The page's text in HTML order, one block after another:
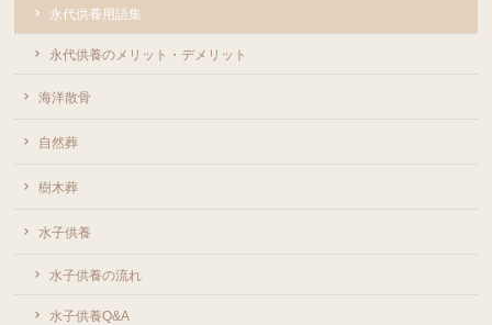
永代供養用語集
永代供養のメリット・デメリット
海洋散骨
自然葬
樹木葬
水子供養
水子供養の流れ
水子供養Q&A